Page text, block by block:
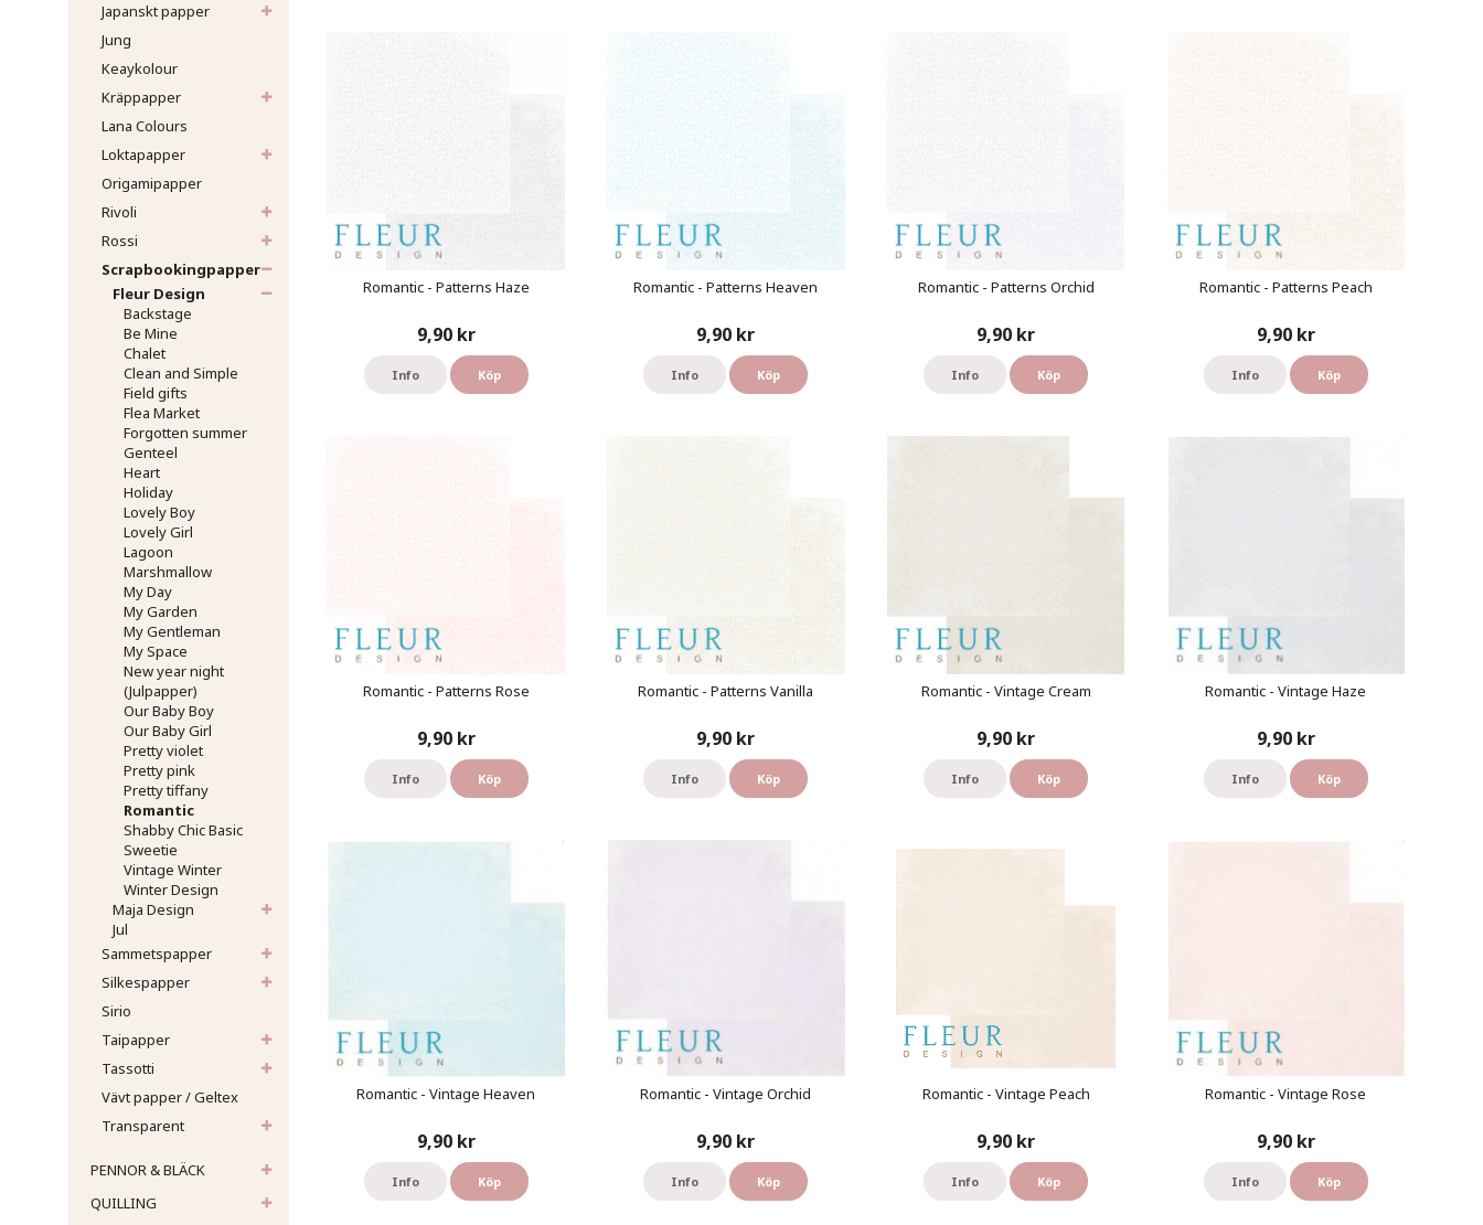
Japanskt papper
Jung
Keaykolour
Kräppapper
Lana Colours
Loktapapper
Origamipapper
Rivoli
Rossi
Scrapbookingpapper
Fleur Design
Backstage
Be Mine
Chalet
Clean and Simple
Field gifts
Flea Market
Forgotten summer
Genteel
Heart
Holiday
Lovely Boy
Lovely Girl
Lagoon
Marshmallow
My Day
My Garden
My Gentleman
My Space
New year night
(Julpapper)
Our Baby Boy
Our Baby Girl
Pretty violet
Pretty pink
Pretty tiffany
Romantic
Shabby Chic Basic
Sweetie
Vintage Winter
Winter Design
Maja Design
Jul
Sammetspapper
Silkespapper
Sirio
Taipapper
Tassotti
Vävt papper / Geltex
Transparent
PENNOR & BLÄCK
QUILLING
Romantic - Patterns Haze
9,90 kr
Info Köp
Romantic - Patterns Heaven
9,90 kr
Info Köp
Romantic - Patterns Orchid
9,90 kr
Info Köp
Romantic - Patterns Peach
9,90 kr
Info Köp
Romantic - Patterns Rose
9,90 kr
Info Köp
Romantic - Patterns Vanilla
9,90 kr
Info Köp
Romantic - Vintage Cream
9,90 kr
Info Köp
Romantic - Vintage Haze
9,90 kr
Info Köp
Romantic - Vintage Heaven
9,90 kr
Info Köp
Romantic - Vintage Orchid
9,90 kr
Info Köp
Romantic - Vintage Peach
9,90 kr
Info Köp
Romantic - Vintage Rose
9,90 kr
Info Köp